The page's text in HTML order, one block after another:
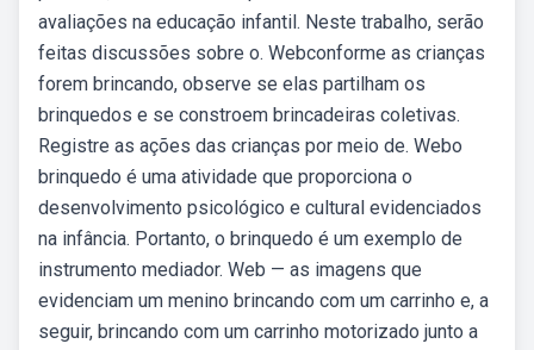
avaliações na educação infantil. Neste trabalho, serão
feitas discussões sobre o. Webconforme as crianças
forem brincando, observe se elas partilham os
brinquedos e se constroem brincadeiras coletivas.
Registre as ações das crianças por meio de. Webo
brinquedo é uma atividade que proporciona o
desenvolvimento psicológico e cultural evidenciados
na infância. Portanto, o brinquedo é um exemplo de
instrumento mediador. Web — as imagens que
evidenciam um menino brincando com um carrinho e, a
seguir, brincando com um carrinho motorizado junto a